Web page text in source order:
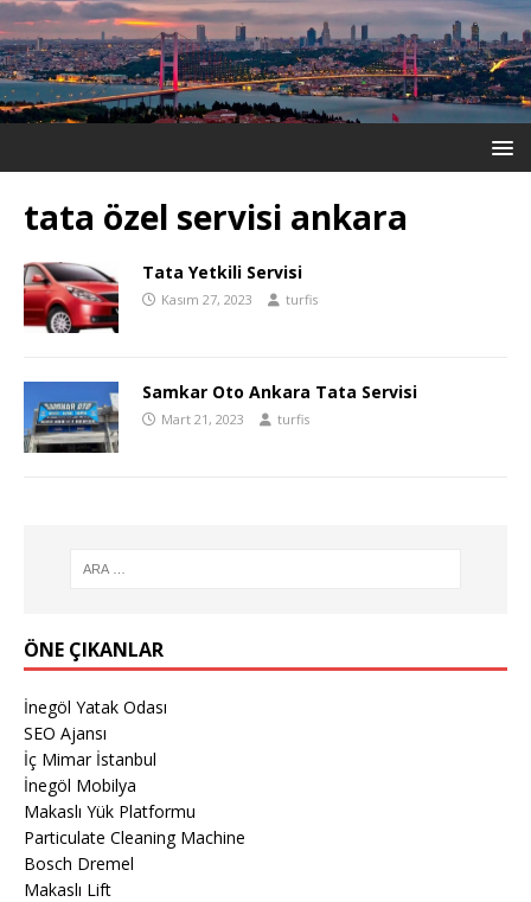
tata özel servisi ankara
Tata Yetkili Servisi
Kasım 27, 2023 turfis
Samkar Oto Ankara Tata Servisi
Mart 21, 2023 turfis
ÖNE ÇIKANLAR
İnegöl Yatak Odası
SEO Ajansı
İç Mimar İstanbul
İnegöl Mobilya
Makaslı Yük Platformu
Particulate Cleaning Machine
Bosch Dremel
Makaslı Lift